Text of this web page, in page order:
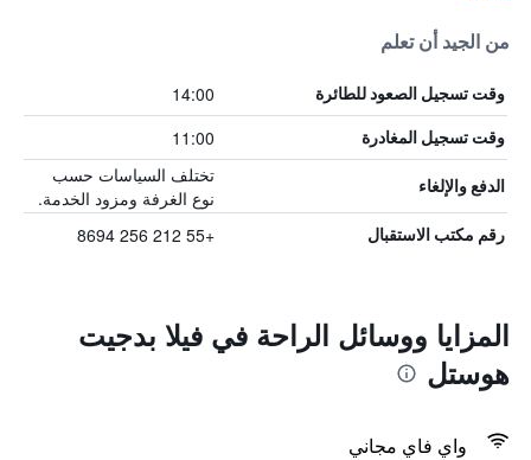
من الجيد أن تعلم
وقت تسجيل الصعود للطائرة 14:00
وقت تسجيل المغادرة 11:00
الدفع والإلغاء
تختلف السياسات حسب
نوع الغرفة ومزود الخدمة.
رقم مكتب الاستقبال +55 212 256 8694
المزايا ووسائل الراحة في فيلا بدجيت
هوستل
واي فاي مجاني